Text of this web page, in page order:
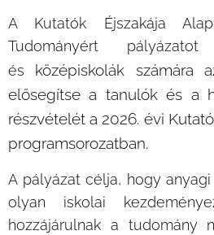
A Kutatók Éjszakája
Tudományért
és középiskolák számára
elősegítse a tanulók és a
részvételét a 2026. évi
programsorozatban.
A pályázat célja, hogy
olyan iskolai
hozzájárulnak a tudomány